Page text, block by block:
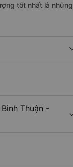
tốt nhất là những
Thuận -